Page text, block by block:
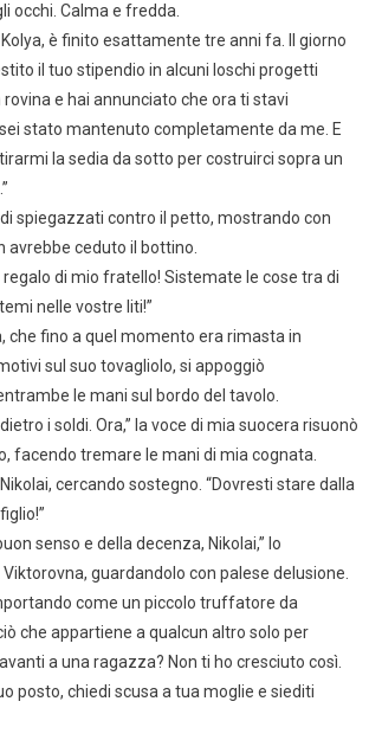
occhi. Calma e fredda.
è finito esattamente tre anni fa. Il giorno
il tuo stipendio in alcuni loschi progetti
e hai annunciato che ora ti stavi
stato mantenuto completamente da me. E
la sedia da sotto per costruirci sopra un
spiegazzati contro il petto, mostrando con
avrebbe ceduto il bottino.
regalo di mio fratello! Sistemate le cose tra di
nelle vostre liti!”
che fino a quel momento era rimasta in
sul suo tovagliolo, si appoggiò
le mani sul bordo del tavolo.
i soldi. Ora,” la voce di mia suocera risuonò
facendo tremare le mani di mia cognata.
cercando sostegno. “Dovresti stare dalla
senso e della decenza, Nikolai,” lo
guardandolo con palese delusione.
come un piccolo truffatore da
che appartiene a qualcun altro solo per
a una ragazza? Non ti ho cresciuto così.
posto, chiedi scusa a tua moglie e siediti